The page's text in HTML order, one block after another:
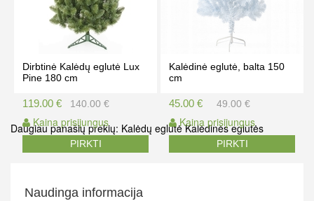
Dirbtinė Kalėdų eglutė Lux
Pine 180 cm
119.00 €
Kaina prisijungus
140.00 €
PIRKTI
Kalėdinė eglutė, balta 150
cm
45.00 €
Kaina prisijungus
49.00 €
PIRKTI
Daugiau panašių prekių: Kalėdų eglutė Kalėdinės eglutės
Naudinga informacija